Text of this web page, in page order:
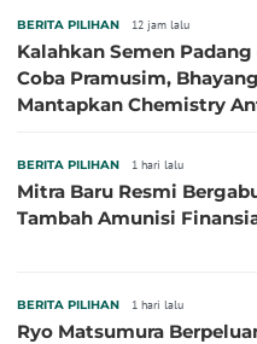
BERITA PILIHAN 12 jam lalu
Kalahkan Semen
Coba Pramusim,
Mantapkan Chemistry
BERITA PILIHAN 1 hari lalu
Mitra Baru Resmi
Tambah Amunisi
BERITA PILIHAN 1 hari lalu
Ryo Matsumura